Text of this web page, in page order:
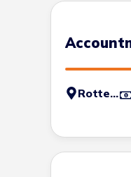
Rotterdam